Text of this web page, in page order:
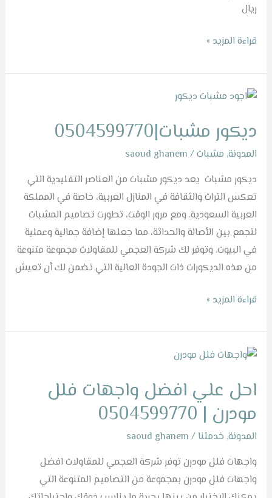
ريال
قراءة المزيد »
ديكور مشبات|0504599770
المدونة, مشبات/
saoud ghanem
ديكور مشبات يعد ديكور مشبات من العناصر التقليدية التي
تعكس التراث والثقافة في المنازل العربية، خاصة في المملكة
العربية السعودية. ومع مرور الوقت، تطورت تصاميم المشبات
لتجمع بين الأصالة والحداثة، مما جعلها إضافة جمالية وعملية
في البيوت. وتوفر لك شركة العجمي للمقاولات مجموعة متنوعة
من هذه الديكورات ذات الجودة العالية التي تضمن لك أن تعيش
ديكور
قراءة المزيد »
احل علي افضل واجهات فلل
مودرن | 0504599770
المدونة, خدمتنا /
saoud ghanem
واجهات فلل مودرن توفر شركة العجمي للمقاولات افضل
واجهات فلل مودرن بمجموعة من التصاميم المتنوعة التي
احل
افضل
واجهات
فلل
مودرن
|
0504599770